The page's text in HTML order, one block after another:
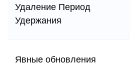
Удаление Период
Удержания
Явные обновления